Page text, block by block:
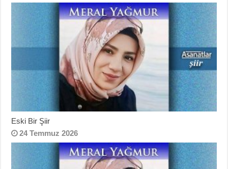
Eski Bir Şiir
24 Temmuz 2026